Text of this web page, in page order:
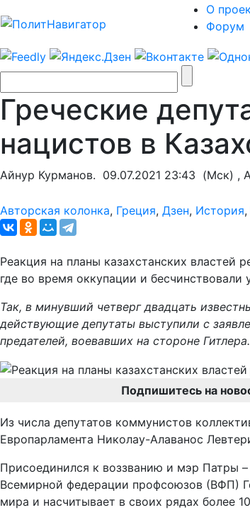
О
Форум
Греческие
нацистов в
Айнур Курманов. 09.07.2021 23:43 (Мск) ,
Авторская колонка, Греция, Дзен, История,
Реакция на планы казахстанских властей
где во время оккупации и
Так, в минувший четверг двадцать
действующие депутаты выступили с
предателей, воевавших на стороне Гитлера.
Подпишитесь на
Из числа депутатов коммунистов
Европарламента Николау-Алаванос
Присоединился к воззванию и мэр Патры
Всемирной федерации профсоюзов (ВФП)
мира и насчитывает в своих рядах более